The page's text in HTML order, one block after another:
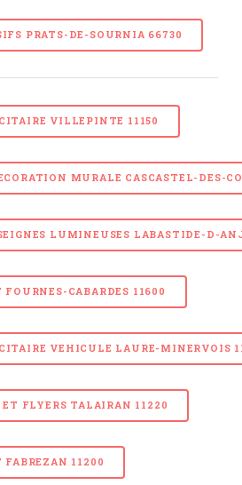
PRATS-DE-SOURNIA 66730
VILLEPINTE 11150
MURALE CASCASTEL-DES-
LUMINEUSES LABASTIDE-D-
CABARDES 11600
VEHICULE LAURE-MINERVOIS
FLYERS TALAIRAN 11220
11200